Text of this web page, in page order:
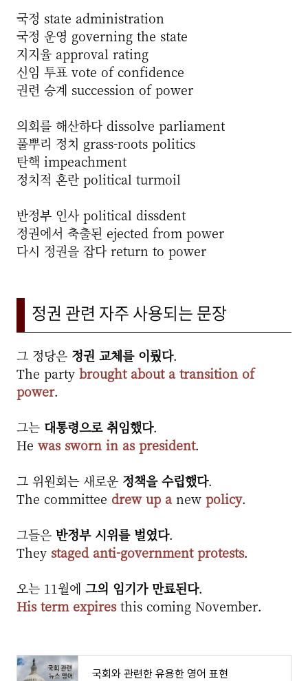
국정 state administration
국정 운영 governing the state
지지율 approval rating
신임 투표 vote of confidence
권련 승계 succession of power
의회를 해산하다 dissolve parliament
풀뿌리 정치 grass-roots politics
탄핵 impeachment
정치적 혼란 political turmoil
반정부 인사 political dissdent
정권에서 축출된 ejected from power
다시 정권을 잡다 return to power
정권 관련 자주 사용되는 문장
그 정당은 정권 교체를 이뤘다.
The party brought about a transition of
power.
그는 대통령으로 취임했다.
He was sworn in as president.
그 위원회는 새로운 정책을 수립했다.
The committee drew up anew policy.
그들은 반정부 시위를 벌였다.
They staged anti-government protests.
오는 11월에 그의 임기가 만료된다.
His term expiresthis coming November.
국회와 관련한 유용한 영어 표현